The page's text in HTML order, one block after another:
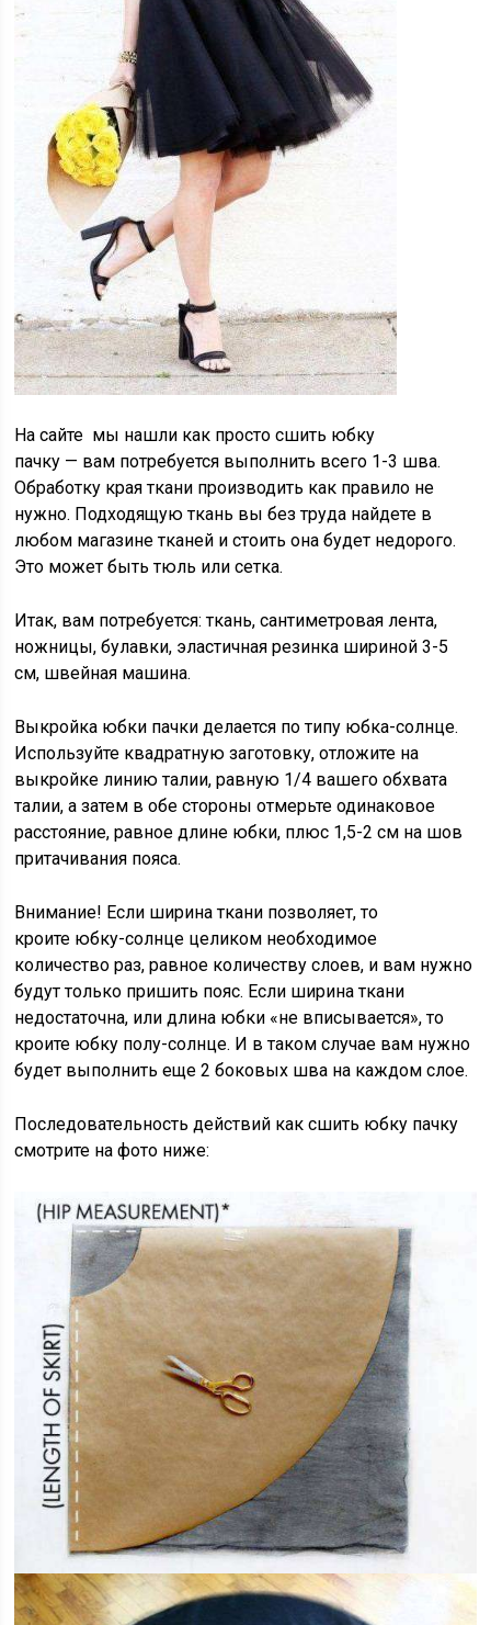
На сайте мы нашли как просто сшить юбку
пачку — вам потребуется выполнить всего 1-3 шва.
Обработку края ткани производить как правило не
нужно. Подходящую ткань вы без труда найдете в
любом магазине тканей и стоить она будет недорого.
Это может быть тюль или сетка.
Итак, вам потребуется: ткань, сантиметровая лента,
ножницы, булавки, эластичная резинка шириной 3-5
см, швейная машина.
Выкройка юбки пачки делается по типу юбка-солнце.
Используйте квадратную заготовку, отложите на
выкройке линию талии, равную 1/4 вашего обхвата
талии, а затем в обе стороны отмерьте одинаковое
расстояние, равное длине юбки, плюс 1,5-2 см на шов
притачивания пояса.
Внимание! Если ширина ткани позволяет, то
кроите юбку-солнце целиком необходимое
количество раз, равное количеству слоев, и вам нужно
будут только пришить пояс. Если ширина ткани
недостаточна, или длина юбки «не вписывается», то
кроите юбку полу-солнце. И в таком случае вам нужно
будет выполнить еще 2 боковых шва на каждом слое.
Последовательность действий как сшить юбку пачку
смотрите на фото ниже: